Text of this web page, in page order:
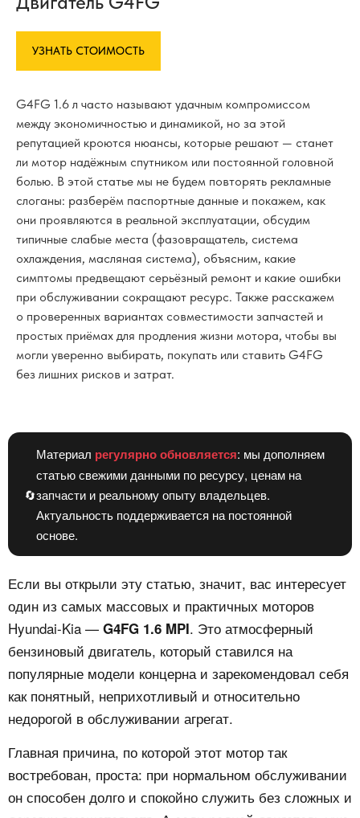
УЗНАТЬ СТОИМОСТЬ
G4FG 1.6 л часто называют удачным компромиссом
между экономичностью и динамикой, но за этой
репутацией кроются нюансы, которые решают — станет
ли мотор надёжным спутником или постоянной головной
болью. В этой статье мы не будем повторять рекламные
слоганы: разберём паспортные данные и покажем, как
они проявляются в реальной эксплуатации, обсудим
типичные слабые места (фазовращатель, система
охлаждения, масляная система), объясним, какие
симптомы предвещают серьёзный ремонт и какие ошибки
при обслуживании сокращают ресурс. Также расскажем
о проверенных вариантах совместимости запчастей и
простых приёмах для продления жизни мотора, чтобы вы
могли уверенно выбирать, покупать или ставить G4FG
без лишних рисков и затрат.
🔄
Материал регулярно обновляется: мы дополняем
статью свежими данными по ресурсу, ценам на
запчасти и реальному опыту владельцев.
Актуальность поддерживается на постоянной
основе.
Если вы открыли эту статью, значит, вас интересует
один из самых массовых и практичных моторов
Hyundai-Kia — G4FG 1.6 MPI. Это атмосферный
бензиновый двигатель, который ставился на
популярные модели концерна и зарекомендовал себя
как понятный, неприхотливый и относительно
недорогой в обслуживании агрегат.
Главная причина, по которой этот мотор так
востребован, проста: при нормальном обслуживании
он способен долго и спокойно служить без сложных и